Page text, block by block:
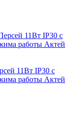
11Вт IP30 с
работы Актей